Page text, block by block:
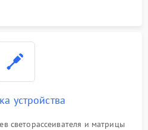
устройства
светорассеивателя и матрицы